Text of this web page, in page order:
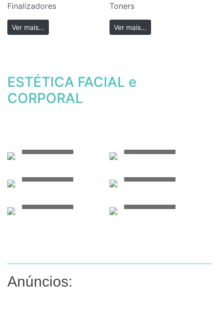
Finalizadores
Ver mais...
Toners
Ver mais...
ESTÉTICA FACIAL e
CORPORAL
Anúncios: